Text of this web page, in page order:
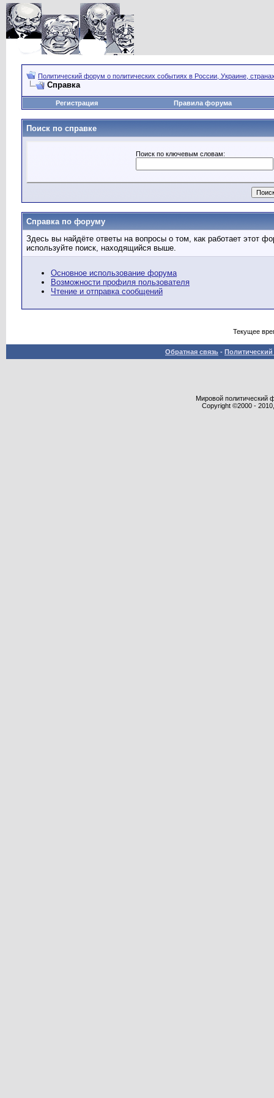
Политический форум о политических событиях в России, Украине,
Справка
Регистрация Правила форума
Поиск по справке
Поиск по ключевым словам:
Справка по форуму
Здесь вы найдёте ответы на вопросы о том, как работает этот
используйте поиск, находящийся выше.
Основное использование форума
Возможности профиля пользователя
Чтение и отправка сообщений
Текущее
Обратная связь -
Мировой политический
Copyright ©2000 -